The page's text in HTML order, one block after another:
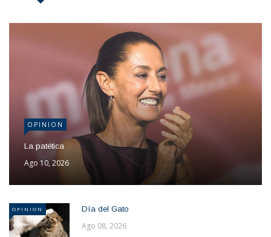
OPINION
La patética
Ago 10, 2026
OPINION Día del Gato
Ago 08, 2026